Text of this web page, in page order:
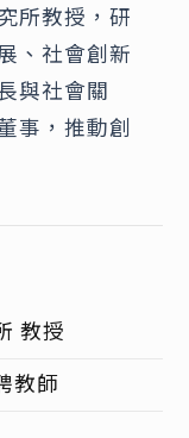
所教授，研
、社會創新
與社會關
事，推動創
教授
教師